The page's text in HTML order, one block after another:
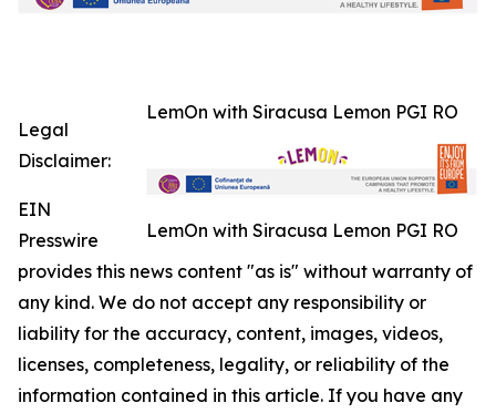
LemOn with Siracusa Lemon PGI RO
LemOn with Siracusa Lemon PGI RO
Legal
Disclaimer:
EIN
Presswire
provides this news content "as is" without warranty of
any kind. We do not accept any responsibility or
liability for the accuracy, content, images, videos,
licenses, completeness, legality, or reliability of the
information contained in this article. If you have any